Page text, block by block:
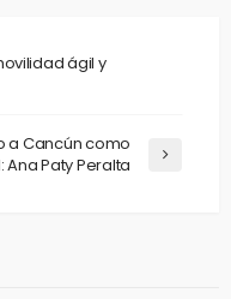
ágil y
a Cancún como
Paty Peralta